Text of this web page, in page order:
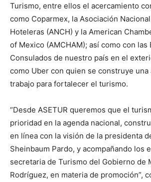
Turismo, entre ellos el acercamiento
como Coparmex, la Asociación
Hoteleras (ANCH) y la American
of Mexico (AMCHAM); así como con las
Consulados de nuestro país en el
como Uber con quien se construye una
trabajo para fortalecer el turismo.
“Desde ASETUR queremos que el
prioridad en la agenda nacional,
en línea con la visión de la presidenta
Sheinbaum Pardo, y acompañando los
secretaria de Turismo del Gobierno de
Rodríguez, en materia de promoción”,